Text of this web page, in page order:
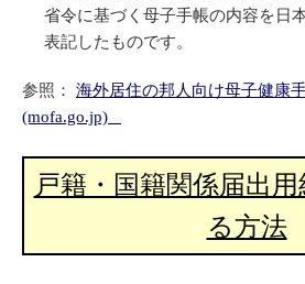
省令に基づく母子手帳の内容を日
表記したものです。
参照： 海外居住の邦人向け母子健康
(mofa.go.jp)
戸籍・国籍関係届出
る方法